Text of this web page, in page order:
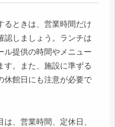
るときは、営業時間だけ
認しましょう。ランチは
ル提供の時間やメニュー
す。また、施設に準ずる
休館日にも注意が必要で
、営業時間、定休日、